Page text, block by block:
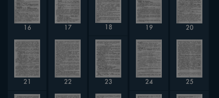
16 17 18 19 20
21 22 23 24 25